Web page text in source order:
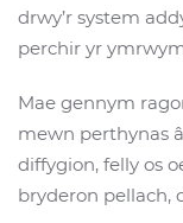
drwy’r system
perchir yr
Mae gennym
mewn perthynas
diffygion, felly os
bryderon pellach,